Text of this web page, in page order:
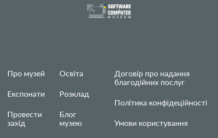
Про музей
Експонати
Провести
захід
Освіта
Розклад
Блог
музею
Договір про надання
благодійних послуг
Політика конфідеційності
Умови користування